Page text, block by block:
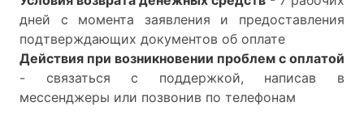
дней с момента заявления и предоставления
подтверждающих документов об оплате
Действия при возникновении проблем с оплатой
- связаться с поддержкой, написав в
мессенджеры или позвонив по телефонам